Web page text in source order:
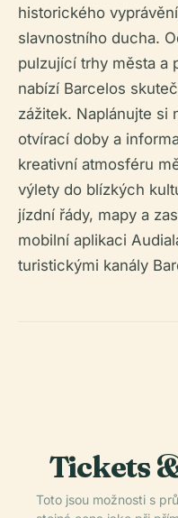
historického
slavnostního ducha.
pulzující trhy města a
nabízí Barcelos
zážitek. Naplánujte si
otvírací doby a
kreativní atmosféru
výlety do blízkých
jízdní řády, mapy a
mobilní aplikaci
turistickými kanály
Tickets
Toto jsou možnosti s